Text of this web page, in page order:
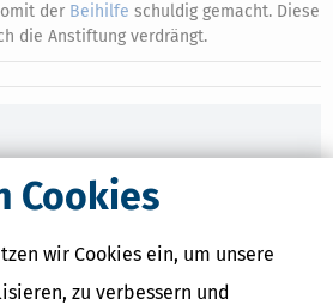
Cookies
wir Cookies ein, um unsere
zu verbessern und
der Beihilfe schuldig gemacht. Diese
die Anstiftung verdrängt.
& Pflege
Begriffe